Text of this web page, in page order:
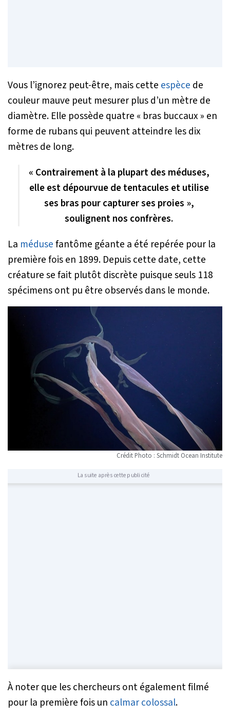
Vous l’ignorez peut-être, mais cette espèce de
couleur mauve peut mesurer plus d’un mètre de
diamètre. Elle possède quatre « bras buccaux » en
forme de rubans qui peuvent atteindre les dix
mètres de long.
« Contrairement à la plupart des méduses,
elle est dépourvue de tentacules et utilise
ses bras pour capturer ses proies »,
soulignent nos confrères.
La médusefantôme géante a été repérée pour la
première fois en 1899. Depuis cette date, cette
créature se fait plutôt discrète puisque seuls 118
spécimens ont pu être observés dans le monde.
Crédit Photo : Schmidt Ocean Institute
La suite après cette publicité
À noter que les chercheurs ont également filmé
pour la première fois un calmar colossal.